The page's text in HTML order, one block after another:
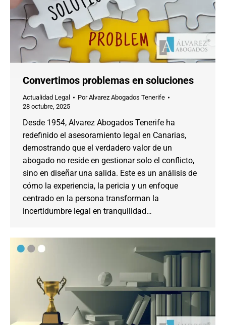
Convertimos problemas en soluciones
Actualidad Legal PorAlvarez Abogados Tenerife
28 octubre, 2025
Desde 1954, Alvarez Abogados Tenerife ha
redefinido el asesoramiento legal en Canarias,
demostrando que el verdadero valor de un
abogado no reside en gestionar solo el conflicto,
sino en diseñar una salida. Este es un análisis de
cómo la experiencia, la pericia y un enfoque
centrado en la persona transforman la
incertidumbre legal en tranquilidad…